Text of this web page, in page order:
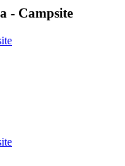
- Campsite